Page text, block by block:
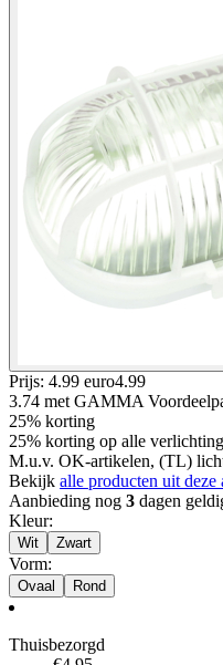
Prijs: 4.99 euro4.99
3.74 met GAMMA
25% korting
25% korting op alle
M.u.v. OK-artikelen, (TL)
Bekijk alle producten uit deze
Aanbieding nog 3 dagen
Kleur:
Wit Zwart
Vorm:
Ovaal Rond
Thuisbezorgd